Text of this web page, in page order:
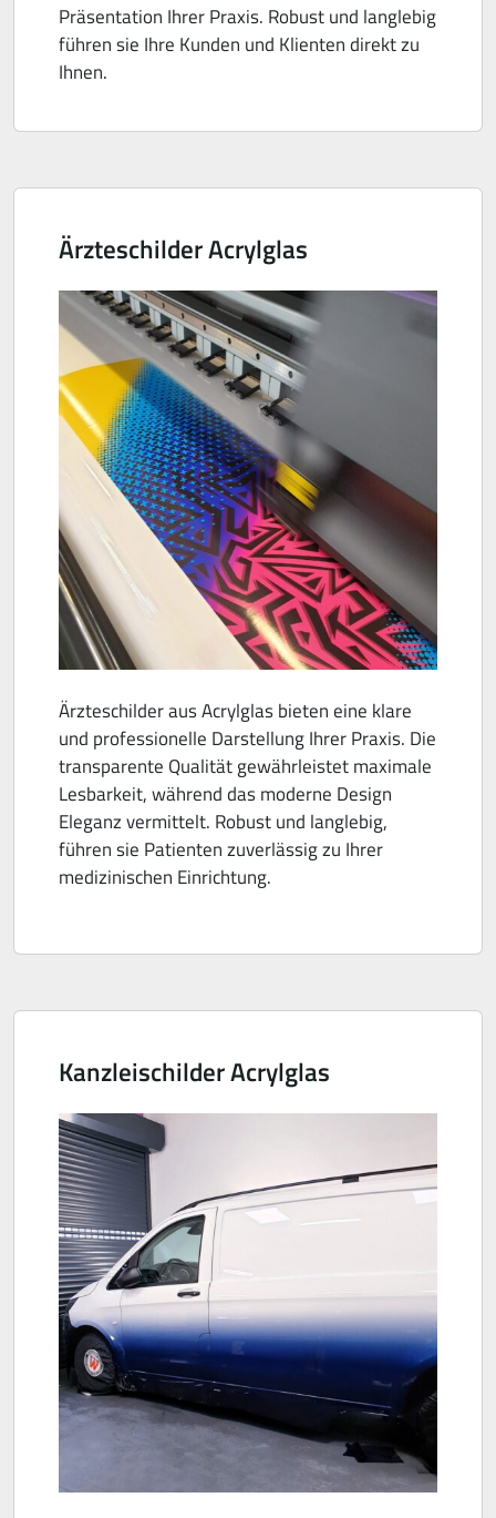
Präsentation Ihrer Praxis. Robust und langlebig
führen sie Ihre Kunden und Klienten direkt zu
Ihnen.
Ärzteschilder Acrylglas
Ärzteschilder aus Acrylglas bieten eine klare
und professionelle Darstellung Ihrer Praxis. Die
transparente Qualität gewährleistet maximale
Lesbarkeit, während das moderne Design
Eleganz vermittelt. Robust und langlebig,
führen sie Patienten zuverlässig zu Ihrer
medizinischen Einrichtung.
Kanzleischilder Acrylglas